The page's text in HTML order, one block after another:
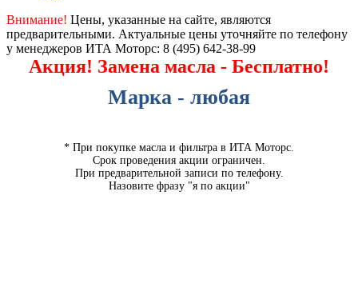
Внимание! Цены, указанные на сайте, являются
предварительными. Актуальные цены уточняйте по телефону
у менеджеров ИТА Моторс: 8 (495) 642-38-99
Акция! Замена масла - Бесплатно!
Марка - любая
* При покупке масла и фильтра в ИТА Моторс.
Срок проведения акции ограничен.
При предварительной записи по телефону.
Назовите фразу "я по акции"